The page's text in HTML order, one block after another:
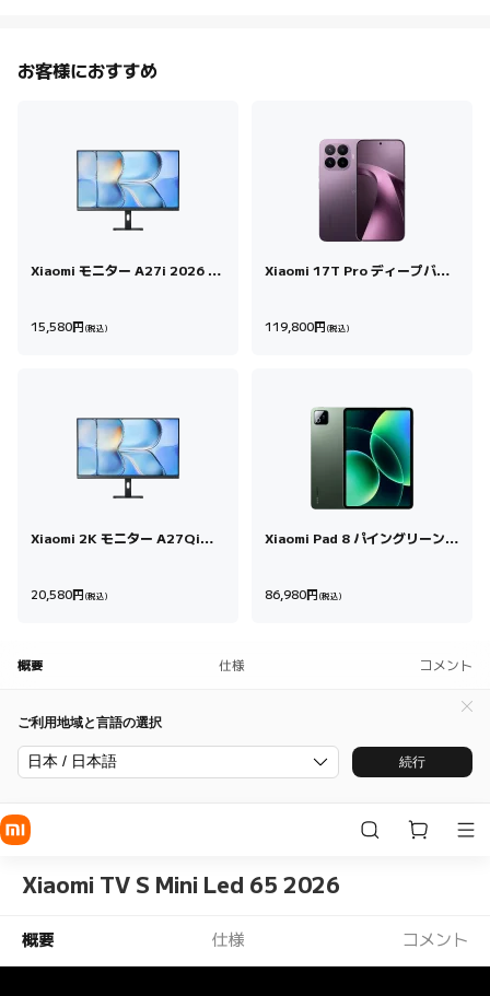
お客様におすすめ
Xiaomi モニター A27i 2026 27
15,580円 (税込) Current Price 円15,580
Xiaomi 17T Pro ディープバイ
119,800円 (税込)
Xiaomi 2K モニター A27Qi
20,580円 (税込) Current Price 円20,580
Xiaomi Pad 8 パイングリーン
86,980円 (税込)
概要 仕様 コメント